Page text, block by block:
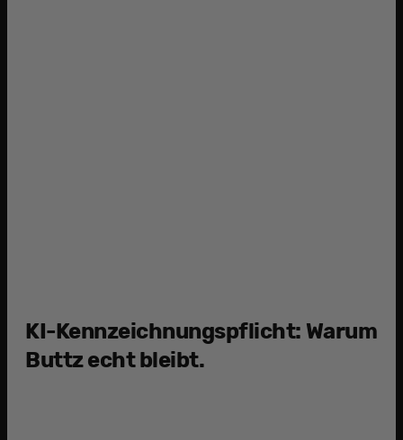
KI-Kennzeichnungspflicht: Warum
Buttz echt bleibt.